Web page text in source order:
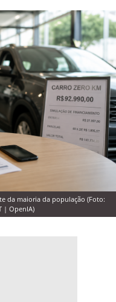
da maioria da população (Foto:
| OpenIA)